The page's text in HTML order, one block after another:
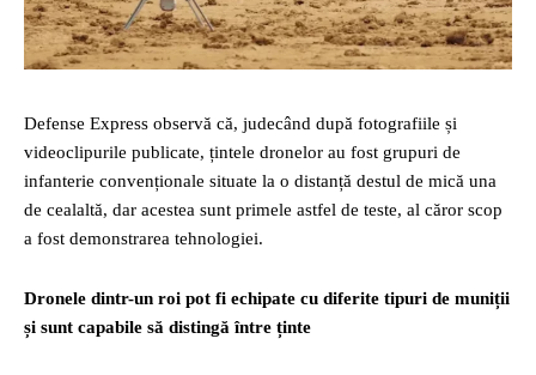
Defense Express observă că, judecând după fotografiile și
videoclipurile publicate, țintele dronelor au fost grupuri de
infanterie convenționale situate la o distanță destul de mică una
de cealaltă, dar acestea sunt primele astfel de teste, al căror scop
a fost demonstrarea tehnologiei.
Dronele dintr-un roi pot fi echipate cu diferite tipuri de muniții
și sunt capabile să distingă între ținte